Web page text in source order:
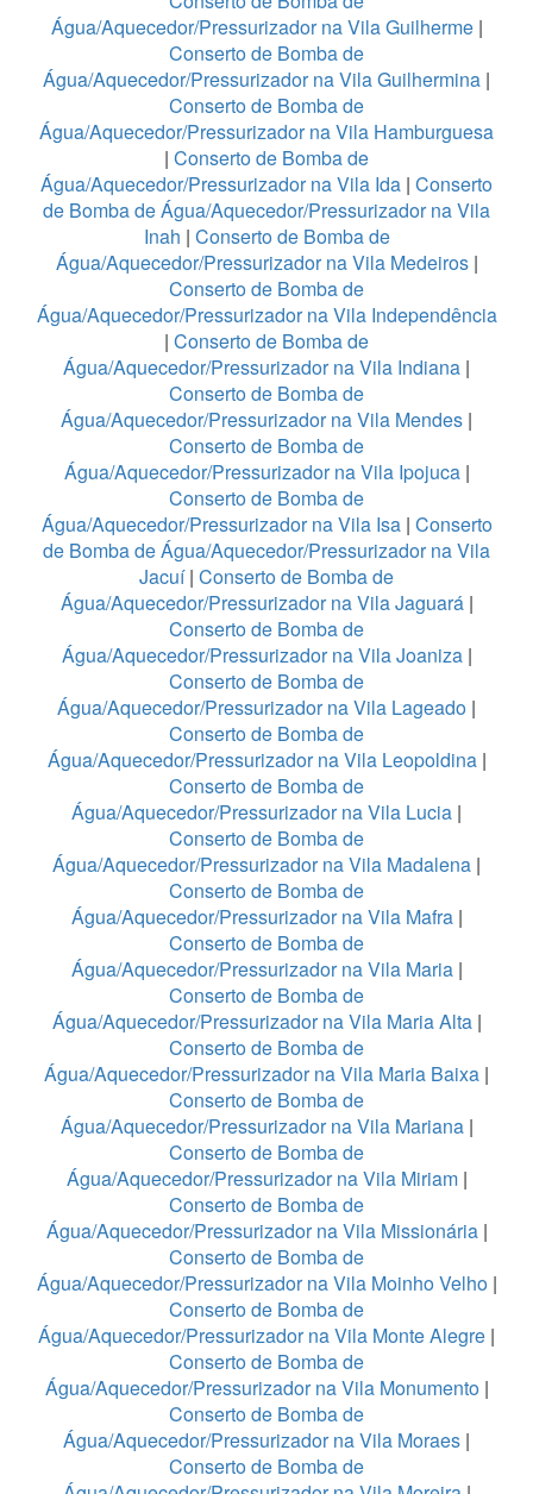
Água/Aquecedor/Pressurizador na Vila Guilherme|
Conserto de Bomba de
Água/Aquecedor/Pressurizador na Vila Guilhermina |
Conserto de Bomba de
Água/Aquecedor/Pressurizador na Vila Hamburguesa
| Conserto de Bomba de
Água/Aquecedor/Pressurizador na Vila Ida | Conserto
de Bomba de Água/Aquecedor/Pressurizador na Vila
Inah | Conserto de Bomba de
Água/Aquecedor/Pressurizador na Vila Medeiros|
Conserto de Bomba de
Água/Aquecedor/Pressurizador na Vila Independência
| Conserto de Bomba de
Água/Aquecedor/Pressurizador na Vila Indiana |
Conserto de Bomba de
Água/Aquecedor/Pressurizador na Vila Mendes |
Conserto de Bomba de
Água/Aquecedor/Pressurizador na Vila Ipojuca|
Conserto de Bomba de
Água/Aquecedor/Pressurizador na Vila Isa| Conserto
de Bomba de Água/Aquecedor/Pressurizador na Vila
Jacuí| Conserto de Bomba de
Água/Aquecedor/Pressurizador na Vila Jaguará|
Conserto de Bomba de
Água/Aquecedor/Pressurizador na Vila Joaniza|
Conserto de Bomba de
Água/Aquecedor/Pressurizador na Vila Lageado |
Conserto de Bomba de
Água/Aquecedor/Pressurizador na Vila Leopoldina|
Conserto de Bomba de
Água/Aquecedor/Pressurizador na Vila Lucia |
Conserto de Bomba de
Água/Aquecedor/Pressurizador na Vila Madalena |
Conserto de Bomba de
Água/Aquecedor/Pressurizador na Vila Mafra |
Conserto de Bomba de
Água/Aquecedor/Pressurizador na Vila Maria|
Conserto de Bomba de
Água/Aquecedor/Pressurizador na Vila Maria Alta|
Conserto de Bomba de
Água/Aquecedor/Pressurizador na Vila Maria Baixa |
Conserto de Bomba de
Água/Aquecedor/Pressurizador na Vila Mariana|
Conserto de Bomba de
Água/Aquecedor/Pressurizador na Vila Miriam|
Conserto de Bomba de
Água/Aquecedor/Pressurizador na Vila Missionária|
Conserto de Bomba de
Água/Aquecedor/Pressurizador na Vila Moinho Velho|
Conserto de Bomba de
Água/Aquecedor/Pressurizador na Vila Monte Alegre |
Conserto de Bomba de
Água/Aquecedor/Pressurizador na Vila Monumento|
Conserto de Bomba de
Água/Aquecedor/Pressurizador na Vila Moraes |
Conserto de Bomba de